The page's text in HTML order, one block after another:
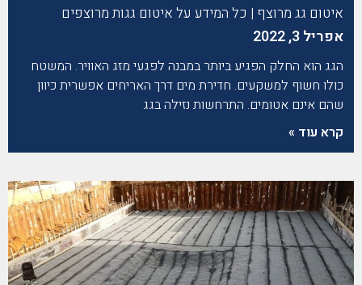
איטום גג מרוצף | כל המידע על איטום גגות מרוצפים
אפריל 3, 2022
הגג הוא החלק הפגיע ביותר במבנה לפגעי מזג האוויר. המשטח
כולו חשוף למשקעים. חדירת מים דרך האריחים אפשרית כיוון
שהם אינם אטומים. התרחשות נזילה בגג
קרא עוד »